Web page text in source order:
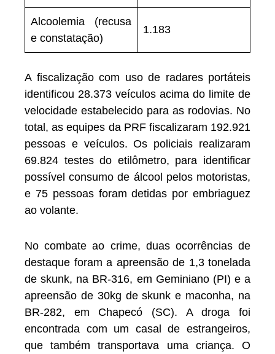
Alcoolemia (recusa
e constatação)
1.183
A fiscalização com uso de radares portáteis
identificou 28.373 veículos acima do limite de
velocidade estabelecido para as rodovias. No
total, as equipes da PRF fiscalizaram 192.921
pessoas e veículos. Os policiais realizaram
69.824 testes do etilômetro, para identificar
possível consumo de álcool pelos motoristas,
e 75 pessoas foram detidas por embriaguez
ao volante.
No combate ao crime, duas ocorrências de
destaque foram a apreensão de 1,3 tonelada
de skunk, na BR-316, em Geminiano (PI) e a
apreensão de 30kg de skunk e maconha, na
BR-282, em Chapecó (SC). A droga foi
encontrada com um casal de estrangeiros,
que também transportava uma criança. O